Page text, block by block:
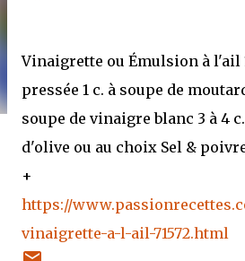
Vinaigrette ou Émulsion à l'ail
pressée 1 c. à soupe de
soupe de vinaigre blanc 3 à 4
d'olive ou au choix Sel &
+
https://
vinaigrette-a-l-ail-71572.html